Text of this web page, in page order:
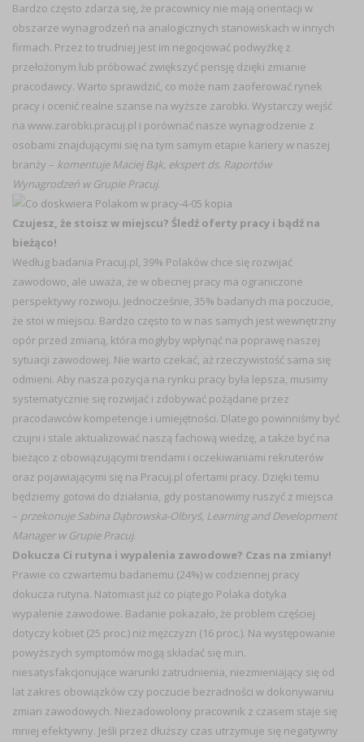
Bardzo często zdarza się, że pracownicy nie mają orientacji w
obszarze wynagrodzeń na analogicznych stanowiskach w innych
firmach. Przez to trudniej jest im negocjować podwyżkę z
przełożonym lub próbować zwiększyć pensję dzięki zmianie
pracodawcy. Warto sprawdzić, co może nam zaoferować rynek
pracy i ocenić realne szanse na wyższe zarobki. Wystarczy wejść
na www.zarobki.pracuj.pl i porównać nasze wynagrodzenie z
osobami znajdującymi się na tym samym etapie kariery w naszej
branży – komentuje Maciej Bąk, ekspert ds. Raportów
Wynagrodzeń w Grupie Pracuj.
Czujesz, że stoisz w miejscu? Śledź oferty pracy i bądź na
bieżąco!
Według badania Pracuj.pl, 39% Polaków chce się rozwijać
zawodowo, ale uważa, że w obecnej pracy ma ograniczone
perspektywy rozwoju. Jednocześnie, 35% badanych ma poczucie,
że stoi w miejscu. Bardzo często to w nas samych jest wewnętrzny
opór przed zmianą, która mogłyby wpłynąć na poprawę naszej
sytuacji zawodowej. Nie warto czekać, aż rzeczywistość sama się
odmieni. Aby nasza pozycja na rynku pracy była lepsza, musimy
systematycznie się rozwijać i zdobywać pożądane przez
pracodawców kompetencje i umiejętności. Dlatego powinniśmy być
czujni i stale aktualizować naszą fachową wiedzę, a także być na
bieżąco z obowiązującymi trendami i oczekiwaniami rekruterów
oraz pojawiającymi się na Pracuj.pl ofertami pracy. Dzięki temu
będziemy gotowi do działania, gdy postanowimy ruszyć z miejsca
– przekonuje Sabina Dąbrowska-Olbryś, Learning and Development
Manager w Grupie Pracuj.
Dokucza Ci rutyna i wypalenia zawodowe? Czas na zmiany!
Prawie co czwartemu badanemu (24%) w codziennej pracy
dokucza rutyna. Natomiast już co piątego Polaka dotyka
wypalenie zawodowe. Badanie pokazało, że problem częściej
dotyczy kobiet (25 proc.) niż mężczyzn (16 proc.). Na występowanie
powyższych symptomów mogą składać się m.in.
niesatysfakcjonujące warunki zatrudnienia, niezmieniający się od
lat zakres obowiązków czy poczucie bezradności w dokonywaniu
zmian zawodowych. Niezadowolony pracownik z czasem staje się
mniej efektywny. Jeśli przez dłuższy czas utrzymuje się negatywny